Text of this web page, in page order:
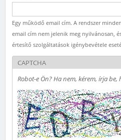
Egy működő email cím. A rendszer
email cím nem jelenik meg nyilvánosan,
értesítő szolgáltatások igénybevétele
CAPTCHA
Robot-e Ön? Ha nem, kérem, írja